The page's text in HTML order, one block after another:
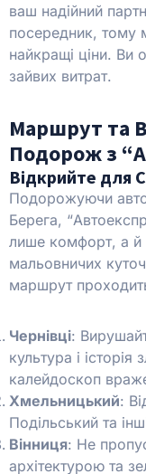
ваш надійний
посередник, тому
найкращі ціни. Ви
зайвих витрат.
Маршрут та
Подорож з
Відкрийте для
Подорожуючи
Берега,
лише комфорт, а й
мальовничих
маршрут
Чернівці:
культура і
калейдоскоп
Хмельницький:
Подільський та
Вінниця: Не
архітектурою та